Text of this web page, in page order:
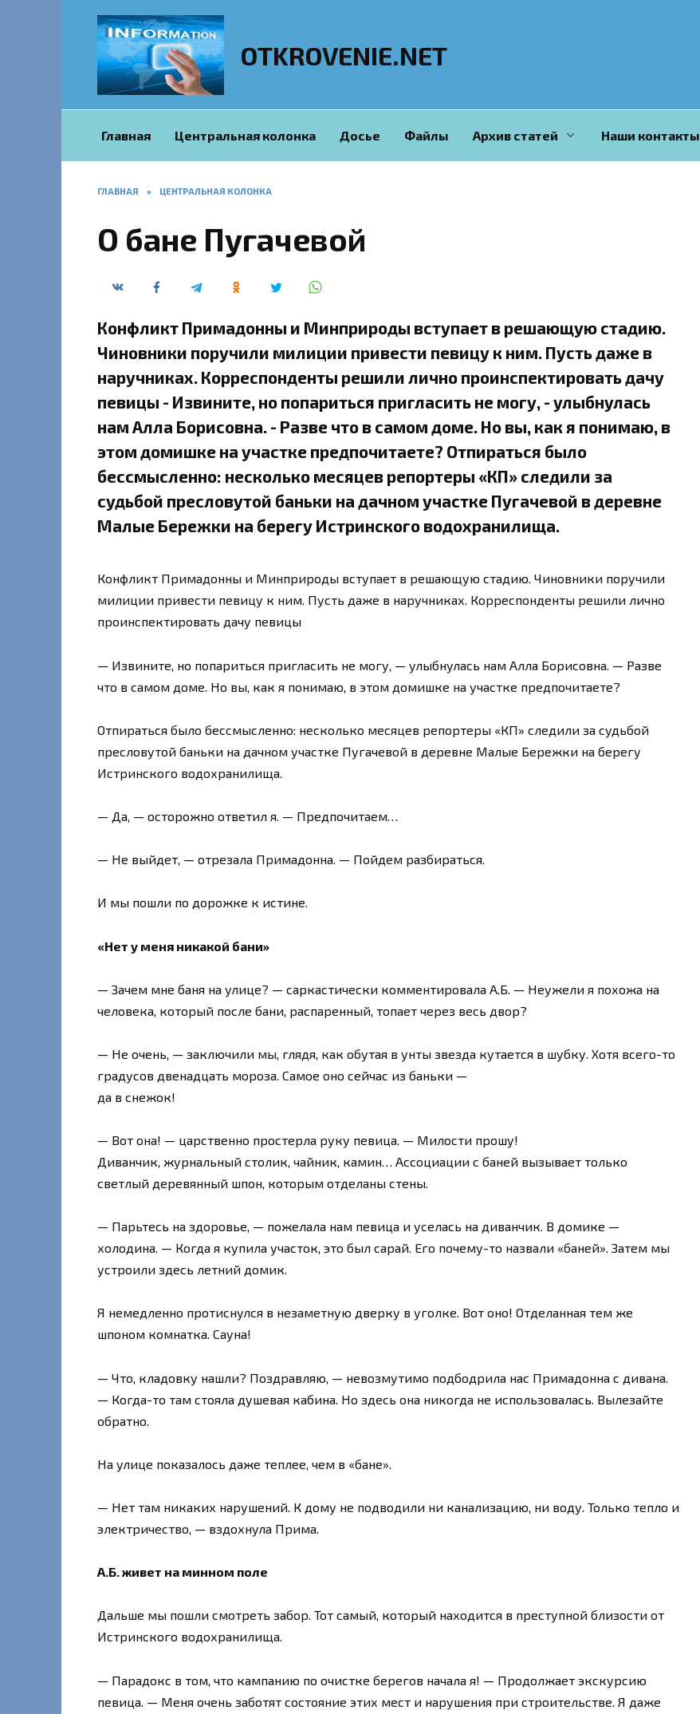
OTKROVENIE.NET
Главная Центральная колонка Досье Файлы Архив статей Наши контакты
ГЛАВНАЯ » ЦЕНТРАЛЬНАЯ КОЛОНКА
О бане Пугачевой
Конфликт Примадонны и Минприроды вступает в решающую стадию.
Чиновники поручили милиции привести певицу к ним. Пусть даже в
наручниках. Корреспонденты решили лично проинспектировать дачу
певицы - Извините, но попариться пригласить не могу, - улыбнулась
нам Алла Борисовна. - Разве что в самом доме. Но вы, как я понимаю, в
этом домишке на участке предпочитаете? Отпираться было
бессмысленно: несколько месяцев репортеры «КП» следили за
судьбой пресловутой баньки на дачном участке Пугачевой в деревне
Малые Бережки на берегу Истринского водохранилища.
Конфликт Примадонны и Минприроды вступает в решающую стадию. Чиновники поручили
милиции привести певицу к ним. Пусть даже в наручниках. Корреспонденты решили лично
проинспектировать дачу певицы
— Извините, но попариться пригласить не могу, — улыбнулась нам Алла Борисовна. — Разве
что в самом доме. Но вы, как я понимаю, в этом домишке на участке предпочитаете?
Отпираться было бессмысленно: несколько месяцев репортеры «КП» следили за судьбой
пресловутой баньки на дачном участке Пугачевой в деревне Малые Бережки на берегу
Истринского водохранилища.
— Да, — осторожно ответил я. — Предпочитаем…
— Не выйдет, — отрезала Примадонна. — Пойдем разбираться.
И мы пошли по дорожке к истине.
«Нет у меня никакой бани»
— Зачем мне баня на улице? — саркастически комментировала А.Б. — Неужели я похожа на
человека, который после бани, распаренный, топает через весь двор?
— Не очень, — заключили мы, глядя, как обутая в унты звезда кутается в шубку. Хотя всего-то
градусов двенадцать мороза. Самое оно сейчас из баньки —
да в снежок!
— Вот она! — царственно простерла руку певица. — Милости прошу!
Диванчик, журнальный столик, чайник, камин… Ассоциации с баней вызывает только
светлый деревянный шпон, которым отделаны стены.
— Парьтесь на здоровье, — пожелала нам певица и уселась на диванчик. В домике —
холодина. — Когда я купила участок, это был сарай. Его почему-то назвали «баней». Затем мы
устроили здесь летний домик.
Я немедленно протиснулся в незаметную дверку в уголке. Вот оно! Отделанная тем же
шпоном комнатка. Сауна!
— Что, кладовку нашли? Поздравляю, — невозмутимо подбодрила нас Примадонна с дивана.
— Когда-то там стояла душевая кабина. Но здесь она никогда не использовалась. Вылезайте
обратно.
На улице показалось даже теплее, чем в «бане».
— Нет там никаких нарушений. К дому не подводили ни канализацию, ни воду. Только тепло и
электричество, — вздохнула Прима.
А.Б. живет на минном поле
Дальше мы пошли смотреть забор. Тот самый, который находится в преступной близости от
Истринского водохранилища.
— Парадокс в том, что кампанию по очистке берегов начала я! — Продолжает экскурсию
певица. — Меня очень заботят состояние этих мест и нарушения при строительстве. Я даже